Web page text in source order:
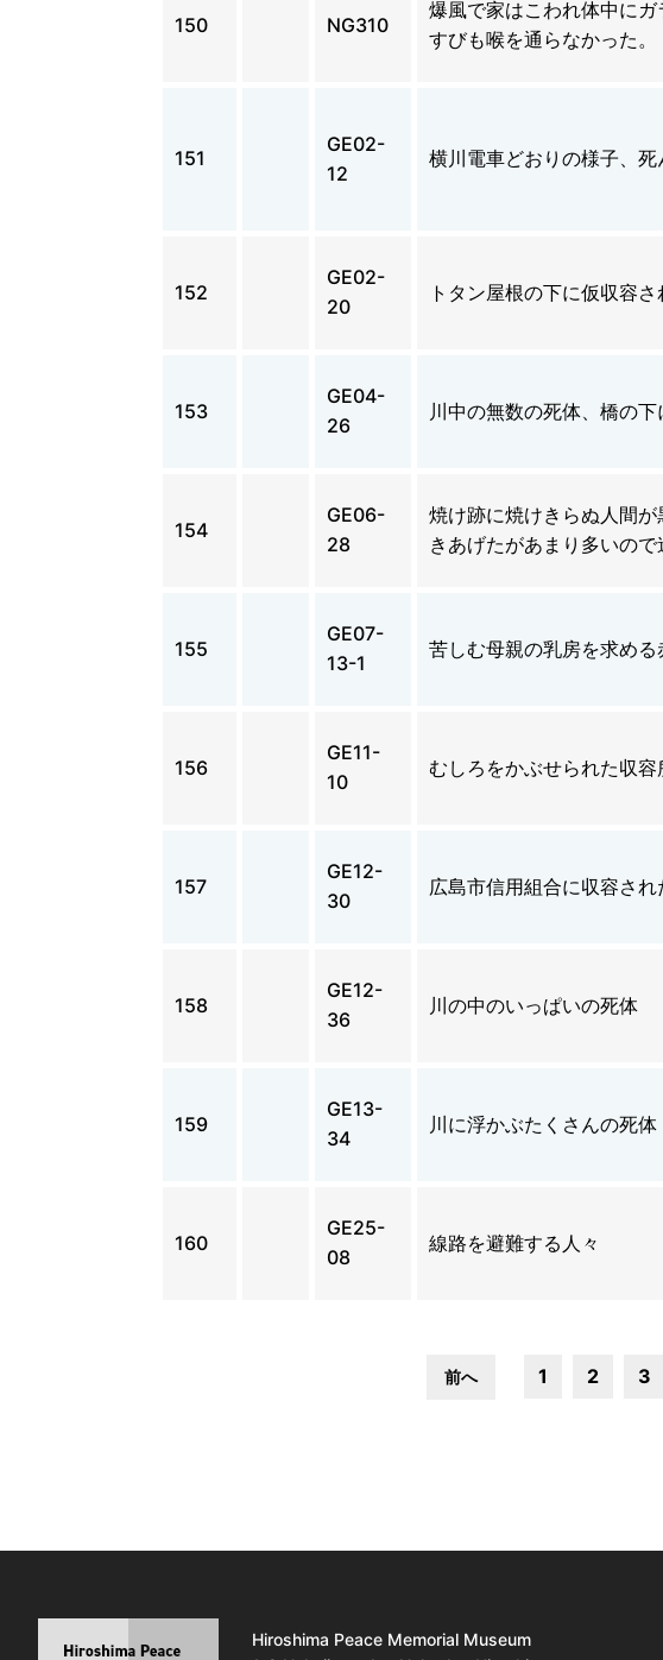
150 NG310
爆風で家はこわれ体中に
すびも喉を通らなかった。
151
GE02-
12
横川電車どおりの様子、
152
GE02-
20
トタン屋根の下に仮収容
153
GE04-
26
川中の無数の死体、橋の
154
GE06-
28
焼け跡に焼けきらぬ人間
きあげたがあまり多いので
155
GE07-
13-1
苦しむ母親の乳房を求める
156
GE11-
10
むしろをかぶせられた収
157
GE12-
30
広島市信用組合に収容され
158
GE12-
36
川の中のいっぱいの死体
159
GE13-
34
川に浮かぶたくさんの死体
160
GE25-
08
線路を避難する人々
前へ 1 2 3
Hiroshima Peace Memorial Museum